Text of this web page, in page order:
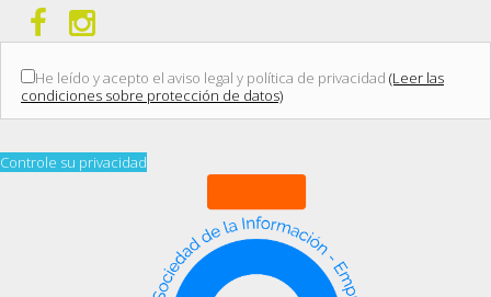
He leído y acepto el aviso legal y política de privacidad (Leer las
condiciones sobre protección de datos)
Controle su privacidad